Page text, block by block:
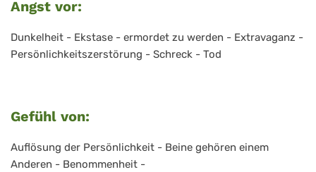
Angst vor:
Dunkelheit - Ekstase - ermordet zu werden - Extravaganz -
Persönlichkeitszerstörung - Schreck - Tod
Gefühl von:
Auflösung der Persönlichkeit - Beine gehören einem
Anderen - Benommenheit -